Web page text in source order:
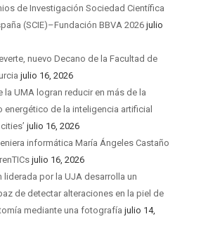
de Investigación Sociedad Científica
(SCIE)–Fundación BBVA 2026 julio
nuevo Decano de la Facultad de
julio 16, 2026
la UMA logran reducir en más de la
energético de la inteligencia artificial
julio 16, 2026
informática María Ángeles Castaño
julio 16, 2026
liderada por la UJA desarrolla un
de detectar alteraciones en la piel de
mediante una fotografía julio 14,